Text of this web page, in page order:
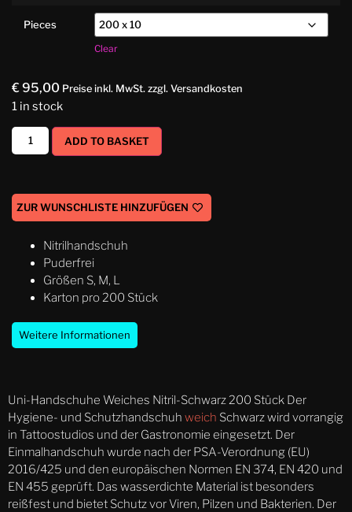
Pieces
Clear
€ 95,00 Preise inkl. MwSt. zzgl. Versandkosten
1 in stock
ADD TO BASKET
ZUR WUNSCHLISTE HINZUFÜGEN
Nitrilhandschuh
Puderfrei
Größen S, M, L
Karton pro 200 Stück
Weitere Informationen
Uni-Handschuhe Weiches Nitril-Schwarz 200 Stück Der
Hygiene- und Schutzhandschuh weich Schwarz wird vorrangig
in Tattoostudios und der Gastronomie eingesetzt. Der
Einmalhandschuh wurde nach der PSA-Verordnung (EU)
2016/425 und den europäischen Normen EN 374, EN 420 und
EN 455 geprüft. Das wasserdichte Material ist besonders
reißfest und bietet Schutz vor Viren, Pilzen und Bakterien. Der